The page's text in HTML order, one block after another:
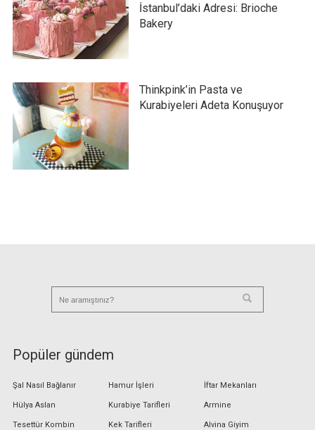
İstanbul’daki Adresi: Brioche
Bakery
Thinkpink’in Pasta ve
Kurabiyeleri Adeta Konuşuyor
Popüler gündem
Şal Nasıl Bağlanır
Hülya Aslan
Tesettür Kombin
Hamur İşleri
Kurabiye Tarifleri
Kek Tarifleri
İftar Mekanları
Armine
Alvina Giyim